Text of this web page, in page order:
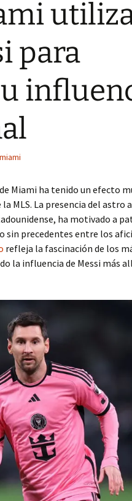
para
Miami ha tenido un efecto
MLS. La presencia del astro
ha motivado a
sin precedentes entre los
refleja la fascinación de los
la influencia de Messi más